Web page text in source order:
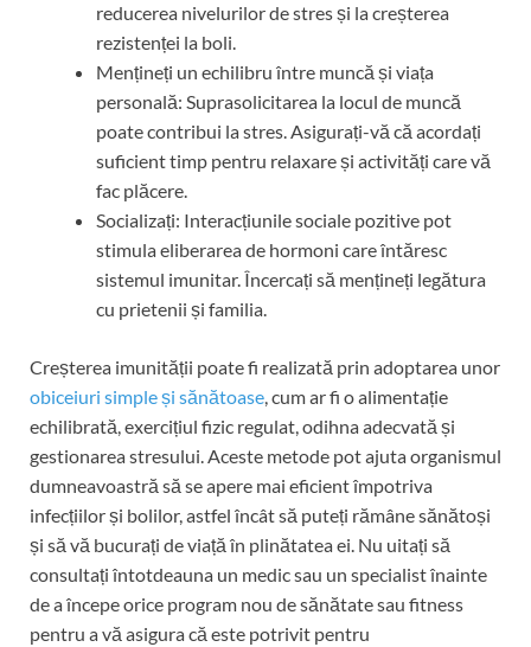
reducerea nivelurilor de stres și la creșterea
rezistenței la boli.
Mențineți un echilibru între muncă și viața
personală: Suprasolicitarea la locul de muncă
poate contribui la stres. Asigurați-vă că acordați
suficient timp pentru relaxare și activități care vă
fac plăcere.
Socializați: Interacțiunile sociale pozitive pot
stimula eliberarea de hormoni care întăresc
sistemul imunitar. Încercați să mențineți legătura
cu prietenii și familia.
Creșterea imunității poate fi realizată prin adoptarea unor
obiceiuri simple și sănătoase, cum ar fi o alimentație
echilibrată, exercițiul fizic regulat, odihna adecvată și
gestionarea stresului. Aceste metode pot ajuta organismul
dumneavoastră să se apere mai eficient împotriva
infecțiilor și bolilor, astfel încât să puteți rămâne sănătoși
și să vă bucurați de viață în plinătatea ei. Nu uitați să
consultați întotdeauna un medic sau un specialist înainte
de a începe orice program nou de sănătate sau fitness
pentru a vă asigura că este potrivit pentru